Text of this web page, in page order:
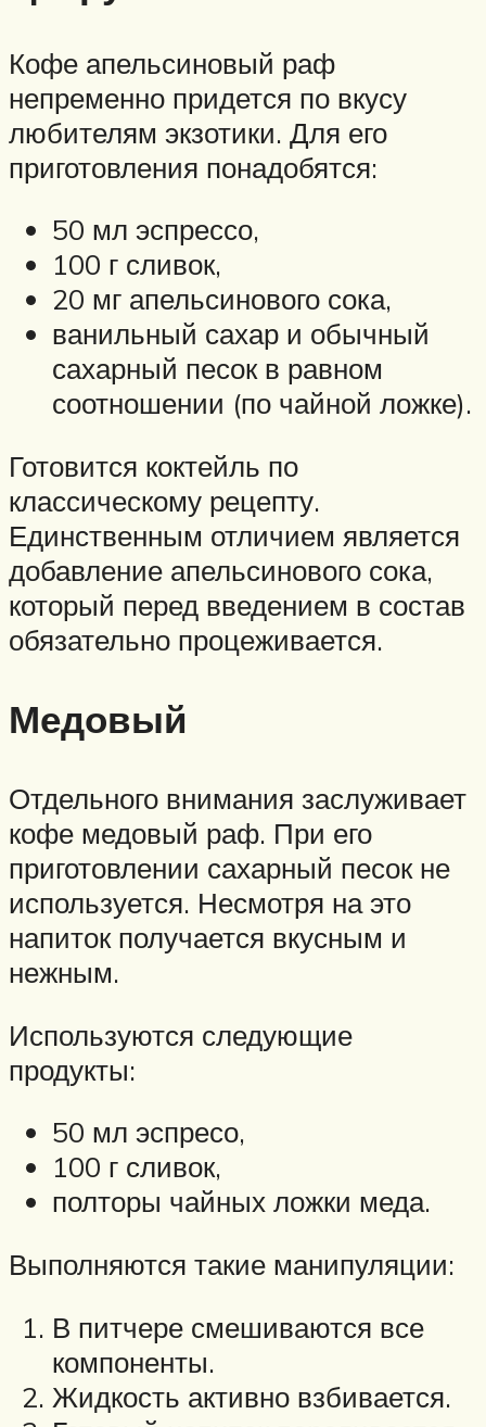
Кофе апельсиновый раф
непременно придется по вкусу
любителям экзотики. Для его
приготовления понадобятся:
50 мл эспрессо,
100 г сливок,
20 мг апельсинового сока,
ванильный сахар и обычный
сахарный песок в равном
соотношении (по чайной ложке).
Готовится коктейль по
классическому рецепту.
Единственным отличием является
добавление апельсинового сока,
который перед введением в состав
обязательно процеживается.
Медовый
Отдельного внимания заслуживает
кофе медовый раф. При его
приготовлении сахарный песок не
используется. Несмотря на это
напиток получается вкусным и
нежным.
Используются следующие
продукты:
50 мл эспресо,
100 г сливок,
полторы чайных ложки меда.
Выполняются такие манипуляции:
В питчере смешиваются все
компоненты.
Жидкость активно взбивается.